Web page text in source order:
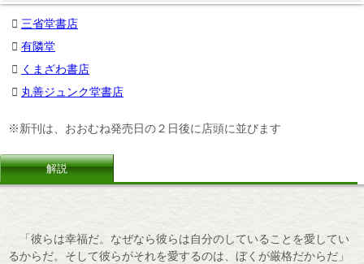
三省堂書店
有隣堂
くまざわ書店
丸善ジュンク堂書店
※新刊は、おおむね発売日の２日後に店頭に並びます
解説
「彼らは幸福だ。なぜなら彼らは自分のしていることを愛してい
るからだ。そして彼らがそれを愛するのは、ぼくが厳格だからだ」